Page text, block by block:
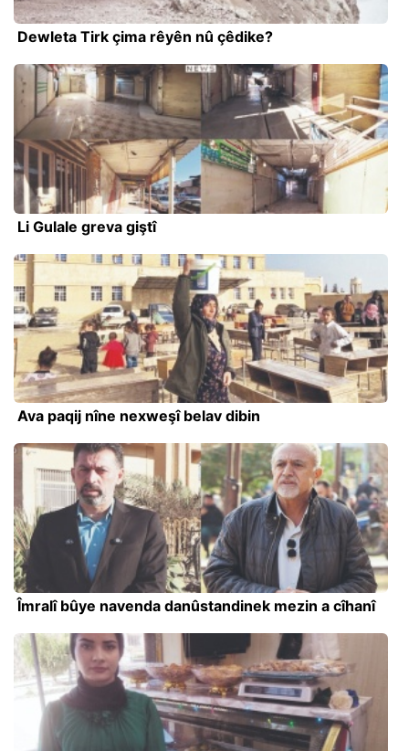
Dewleta Tirk çima rêyên nû çêdike?
Li Gulale greva giştî
Ava paqij nîne nexweşî belav dibin
Îmralî bûye navenda danûstandinek mezin a cîhanî